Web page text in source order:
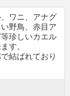
ワニ、アナグ
野鳥、赤目ア
珍しいカエル
す。
結ばれており